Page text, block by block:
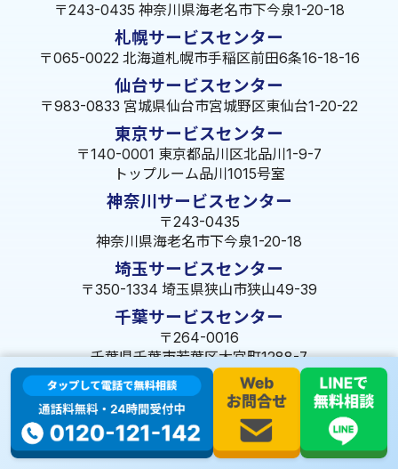
〒243-0435 神奈川県海老名市下今泉1-20-18
札幌サービスセンター
〒065-0022 北海道札幌市手稲区前田6条16-18-16
仙台サービスセンター
〒983-0833 宮城県仙台市宮城野区東仙台1-20-22
東京サービスセンター
〒140-0001 東京都品川区北品川1-9-7
トップルーム品川1015号室
神奈川サービスセンター
〒243-0435
神奈川県海老名市下今泉1-20-18
埼玉サービスセンター
〒350-1334 埼玉県狭山市狭山49-39
千葉サービスセンター
〒264-0016
千葉県千葉市若葉区大宮町1288-7
茨城サービスセンター
〒309-1717 茨城県笠間市旭町322-2 102号
長野サービスセンター
〒380-0921 長野県長野市大字栗田653-141 皐月ビル